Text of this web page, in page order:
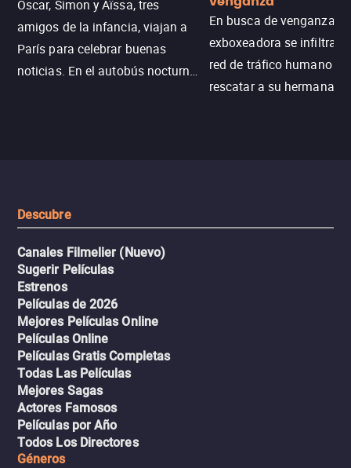
Oscar, Simon y Aïssa, tres
amigos de la infancia, viajan a
París para celebrar buenas
noticias. En el autobús nocturno
En busca de venganza,
exboxeadora se infiltra
red de tráfico humano
rescatar a su hermana
Descubre
Canales Filmelier (Nuevo)
Sugerir Películas
Estrenos
Películas de 2026
Mejores Películas Online
Películas Online
Películas Gratis Completas
Todas Las Películas
Mejores Sagas
Actores Famosos
Películas por Año
Todos Los Directores
Géneros